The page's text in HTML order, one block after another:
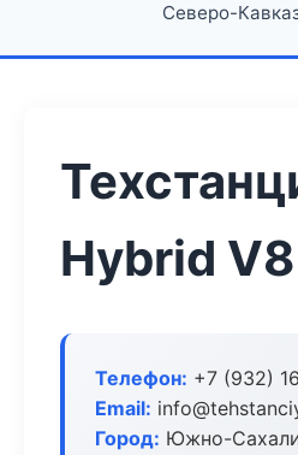
Северо-
Hybrid V8
Телефон: +7 (932)
Email:
Город: Южно-